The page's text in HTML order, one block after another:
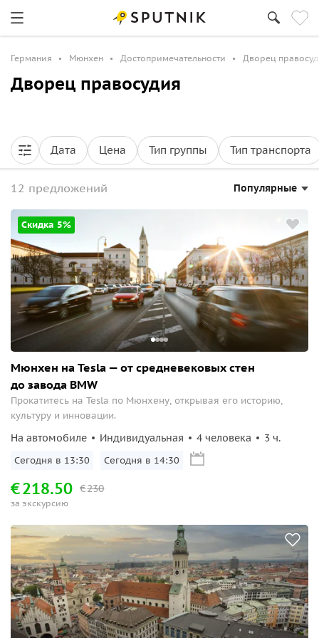
Германия Мюнхен Достопримечательности Дворец
Дворец правосудия
Дата Цена Тип группы Тип транспорта
12 предложений Популярные
Скидка 5%
Мюнхен на Tesla — от средневековых стен
до завода BMW
Прокатитесь на Tesla по Мюнхену, открывая его историю,
культуру и инновации.
На автомобиле Индивидуальная 4 человека 3 ч.
Сегодня в 13:30 Сегодня в 14:30
€230
€218.50
за экскурсию